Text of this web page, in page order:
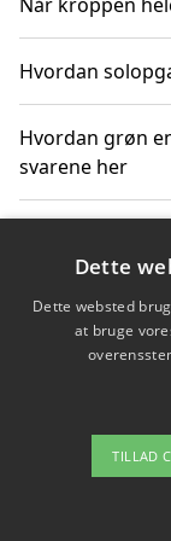
Hvordan
Hvordan grøn
svarene her
Hvordan du
vedvarende
Dette
Dette websted
at bruge
TILLAD